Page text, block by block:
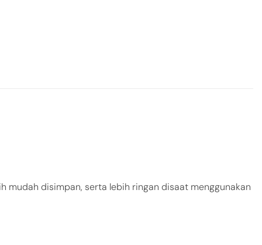
mudah disimpan, serta lebih ringan disaat menggunakan